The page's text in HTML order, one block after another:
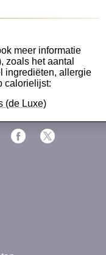
meer informatie
zoals het aantal
ingrediëten, allergie
calorielijst:
(de Luxe)